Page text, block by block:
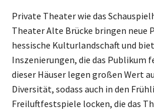
Private Theater wie das
Theater Alte Brücke bringen neue
hessische Kulturlandschaft und
Inszenierungen, die das Publikum
dieser Häuser legen großen Wert
Diversität, sodass auch in den
Freiluftfestspiele locken, die das